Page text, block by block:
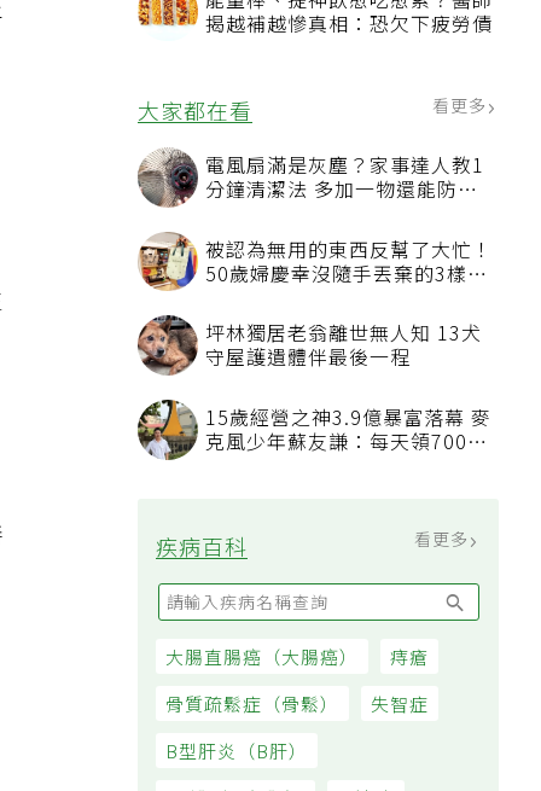
能量棒、提神飲愈吃愈累？醫師
揭越補越慘真相：恐欠下疲勞債
大家都在看
電風扇滿是灰塵？家事達人教1
被認為無用的東西反幫了大忙！
50歲婦慶幸沒隨手丟棄的3樣物
品
坪林獨居老翁離世無人知 13犬
15歲經營之神3.9億暴富落幕 麥
疾病百科